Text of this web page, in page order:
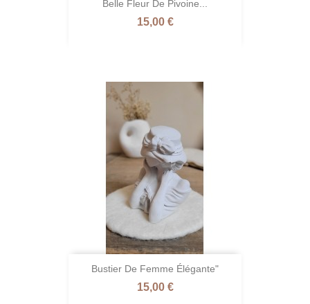
Belle Fleur De Pivoine...
Prix
15,00 €
Bustier De Femme Élégante"
Prix
15,00 €